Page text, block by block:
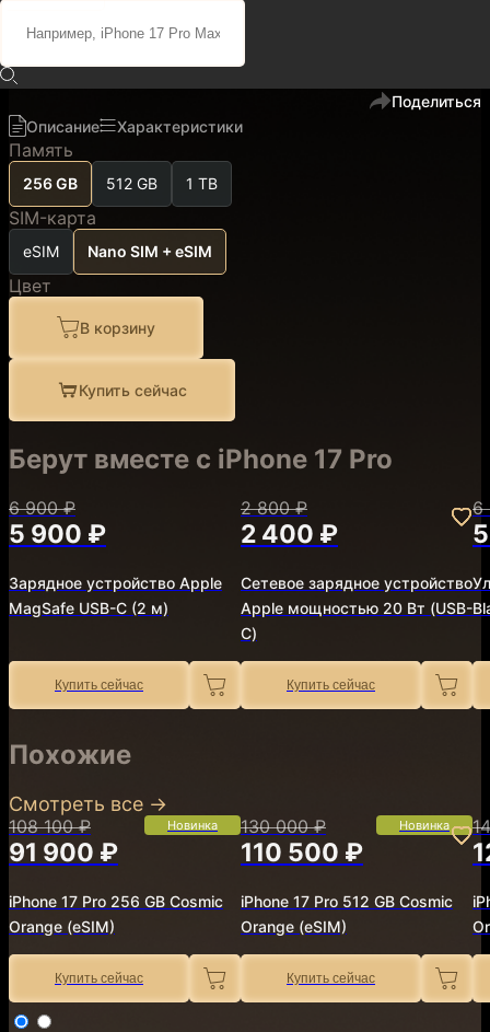
117 500 ₽99 900 ₽
Поделиться
Описание
Характеристики
Память
256 GB 512 GB 1 TB
SIM-карта
eSIM Nano SIM + eSIM
Цвет
В корзину
Купить сейчас
Берут вместе с iPhone 17 Pro
6 900 ₽
5 900 ₽
Зарядное устройство Apple
MagSafe USB-C (2 м)
Купить сейчас
2 800 ₽
2 400 ₽
Сетевое зарядное устройство
Apple мощностью 20 Вт (USB-
C)
Купить сейчас
6
Похожие
Смотреть все →
108 100 ₽
91 900 ₽
Новинка
iPhone 17 Pro 256 GB Cosmic
Orange (eSIM)
Купить сейчас
130 000 ₽
110 500 ₽
Новинка
iPhone 17 Pro 512 GB Cosmic
Orange (eSIM)
Купить сейчас